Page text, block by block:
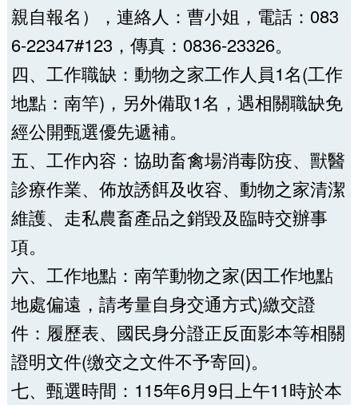
親自報名），連絡人：曹小姐，電話：083
6-22347#123，傳真：0836-23326。
四、工作職缺：動物之家工作人員1名(工作
地點：南竿)，另外備取1名，遇相關職缺免
經公開甄選優先遞補。
五、工作內容：協助畜禽場消毒防疫、獸醫
診療作業、佈放誘餌及收容、動物之家清潔
維護、走私農畜產品之銷毀及臨時交辦事
項。
六、工作地點：南竿動物之家(因工作地點
地處偏遠，請考量自身交通方式)繳交證
件：履歷表、國民身分證正反面影本等相關
證明文件(缴交之文件不予寄回)。
七、甄選時間：115年6月9日上午11時於本